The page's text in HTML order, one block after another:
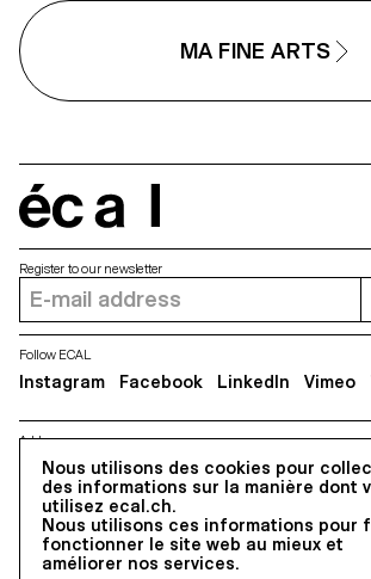
MA FINE ARTS
Nous utilisons des cookies pour
des informations sur la manière dont
utilisez ecal.ch.
Nous utilisons ces informations pour
fonctionner le site web au mieux et
améliorer nos services.
Address
5, avenue du Temple, CH-1020 Renens
Register to our newsletter
Follow ECAL
Instagram Facebook LinkedIn Vimeo
All Rights reserved @2026
Contact Impressum Hub Press